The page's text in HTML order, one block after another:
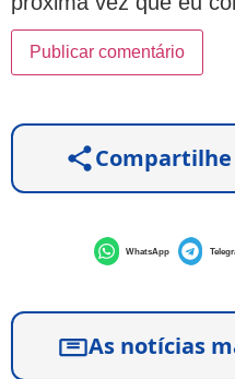
Compartilhe
WhatsApp
As notícias